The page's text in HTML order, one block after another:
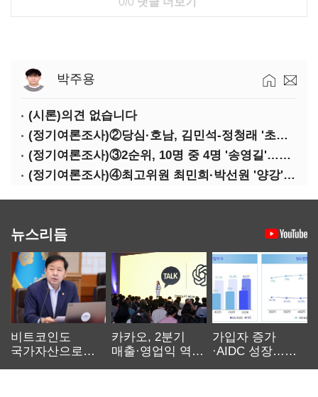
박주용
(시론)의견 없습니다
(정기여론조사)②당심·호남, 김민석-정청래 '초접전'
(정기여론조사)③2순위, 10명 중 4명 '송영길'…정청래 '한 자릿수'
(정기여론조사)④최고위원 최민희·박선원 '양강'…서미화·이성윤·임미애 뒤이어
뉴스리듬
비트코인도
국가자산으로…'
카카오, 2분기
매출·영업익 역대
가입자 증가
·AIDC 성장…